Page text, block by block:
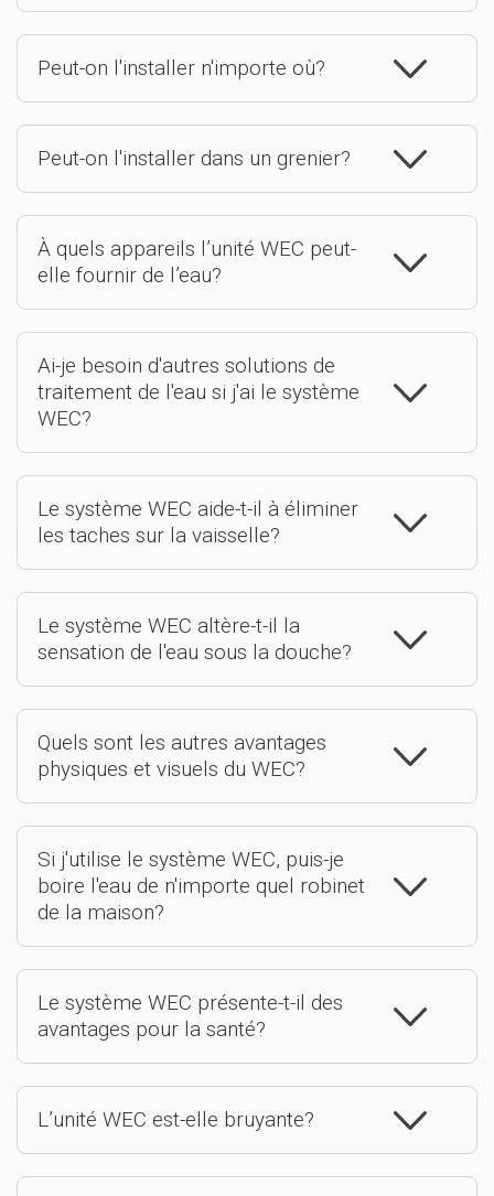
Peut-on l'installer n'importe où?
Peut-on l'installer dans un grenier?
À quels appareils l’unité WEC peut-
elle fournir de l’eau?
Ai-je besoin d'autres solutions de
traitement de l'eau si j'ai le système
WEC?
Le système WEC aide-t-il à éliminer
les taches sur la vaisselle?
Le système WEC altère-t-il la
sensation de l'eau sous la douche?
Quels sont les autres avantages
physiques et visuels du WEC?
Si j'utilise le système WEC, puis-je
boire l'eau de n'importe quel robinet
de la maison?
Le système WEC présente-t-il des
avantages pour la santé?
L’unité WEC est-elle bruyante?